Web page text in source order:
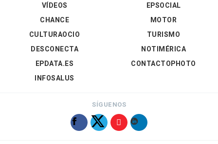
VÍDEOS
EPSOCIAL
CHANCE
CULTURAOCIO
DESCONECTA
EPDATA.ES
INFOSALUS
MOTOR
TURISMO
NOTIMÉRICA
CONTACTOPHOTO
SÍGUENOS